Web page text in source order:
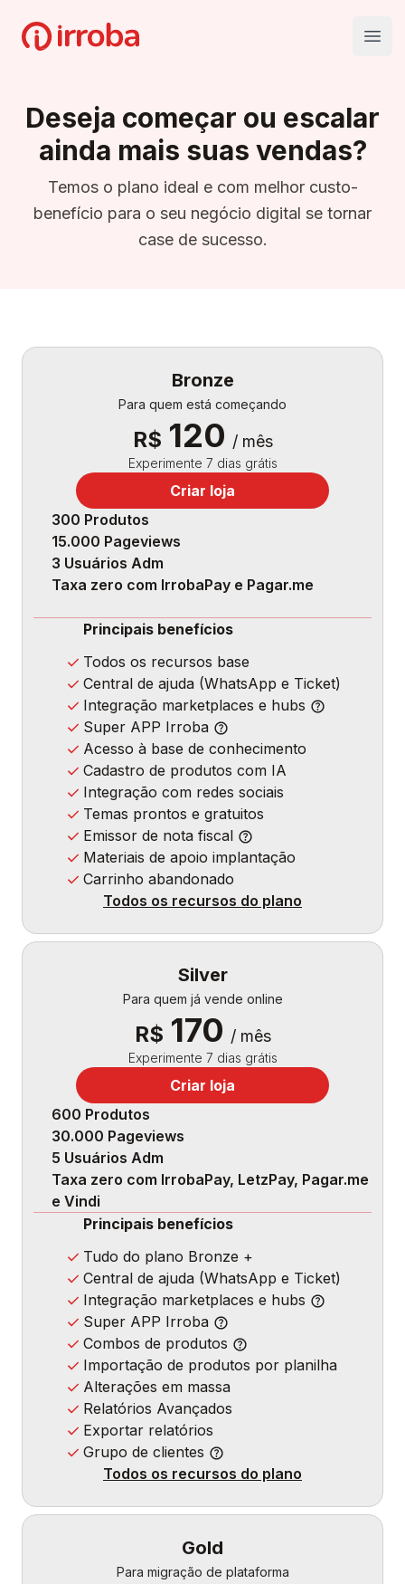
Irroba
Deseja começar ou escalar
ainda mais suas vendas?
Temos o plano ideal e com melhor custo-
benefício para o seu negócio digital se tornar
case de sucesso.
Bronze
Para quem está começando
R$ 120 / mês
Experimente 7 dias grátis
Criar loja
300 Produtos
15.000 Pageviews
3 Usuários Adm
Taxa zero com IrrobaPay e Pagar.me
Principais benefícios
Todos os recursos base
Central de ajuda (WhatsApp e Ticket)
Integração marketplaces e hubs
Super APP Irroba
Acesso à base de conhecimento
Cadastro de produtos com IA
Integração com redes sociais
Temas prontos e gratuitos
Emissor de nota fiscal
Materiais de apoio implantação
Carrinho abandonado
Todos os recursos do plano
Silver
Para quem já vende online
R$ 170 / mês
Experimente 7 dias grátis
Criar loja
600 Produtos
30.000 Pageviews
5 Usuários Adm
Taxa zero com IrrobaPay, LetzPay, Pagar.me
e Vindi
Principais benefícios
Tudo do plano Bronze +
Central de ajuda (WhatsApp e Ticket)
Integração marketplaces e hubs
Super APP Irroba
Combos de produtos
Importação de produtos por planilha
Alterações em massa
Relatórios Avançados
Exportar relatórios
Grupo de clientes
Todos os recursos do plano
Gold
Para migração de plataforma